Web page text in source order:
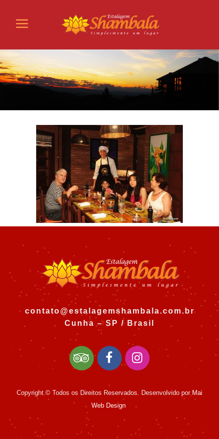
contato@estalagemshambala.com.br
Cunha – SP / Brasil
Copyright © Todos os Direitos Reservados. Desenvolvido por Mai
Web Design